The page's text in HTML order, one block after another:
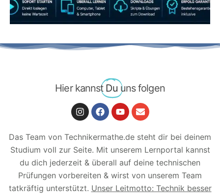
Hier kannst Du uns folgen
Das Team von Technikermathe.de steht dir bei deinem
Studium voll zur Seite. Mit unserem Lernportal kannst
du dich jederzeit & überall auf deine technischen
Prüfungen vorbereiten & wirst von unserem Team
tatkräftig unterstützt. Unser Leitmotto: Technik besser